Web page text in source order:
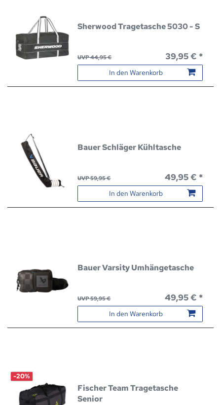
Sherwood Tragetasche 5030 - S
UVP 44,95 € 39,95 € *
In den Warenkorb
Bauer Schläger Kühltasche
UVP 59,95 € 49,95 € *
In den Warenkorb
Bauer Varsity Umhängetasche
UVP 59,95 € 49,95 € *
In den Warenkorb
-20%
Fischer Team Tragetasche
Senior